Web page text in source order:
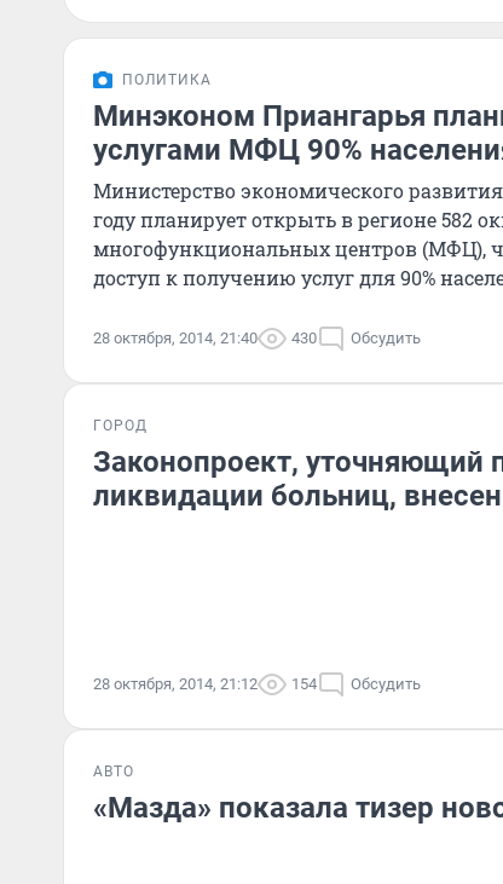
ПОЛИТИКА
Минэконом Приангарья
услугами МФЦ 90%
Министерство экономического
году планирует открыть в регионе 582
многофункциональных центров (МФЦ),
доступ к получению услуг для 90%
28 октября, 2014, 21:40 430 Обсудить
ГОРОД
Законопроект, уточняющий
ликвидации больниц,
28 октября, 2014, 21:12 154 Обсудить
АВТО
«Мазда» показала тизер